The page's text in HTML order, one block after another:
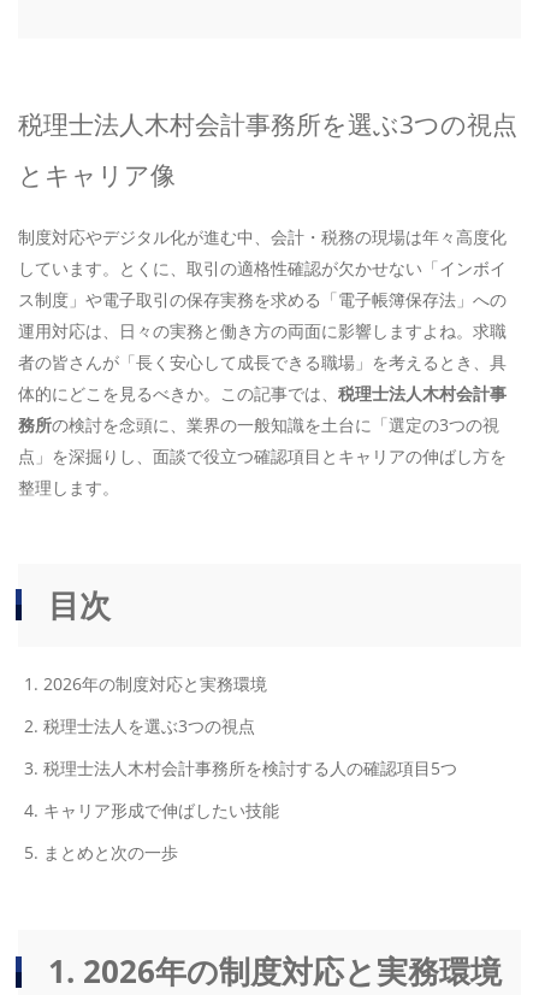
税理士法人木村会計事務所を選ぶ3つの視点
とキャリア像
制度対応やデジタル化が進む中、会計・税務の現場は年々高度化
しています。とくに、取引の適格性確認が欠かせない「インボイ
ス制度」や電子取引の保存実務を求める「電子帳簿保存法」への
運用対応は、日々の実務と働き方の両面に影響しますよね。求職
者の皆さんが「長く安心して成長できる職場」を考えるとき、具
体的にどこを見るべきか。この記事では、 税理士法人木村会計事
務所の検討を念頭に、業界の一般知識を土台に「選定の3つの視
点」を深掘りし、面談で役立つ確認項目とキャリアの伸ばし方を
整理します。
目次
2026年の制度対応と実務環境
税理士法人を選ぶ3つの視点
税理士法人木村会計事務所を検討する人の確認項目5つ
キャリア形成で伸ばしたい技能
まとめと次の一歩
1. 2026年の制度対応と実務環境